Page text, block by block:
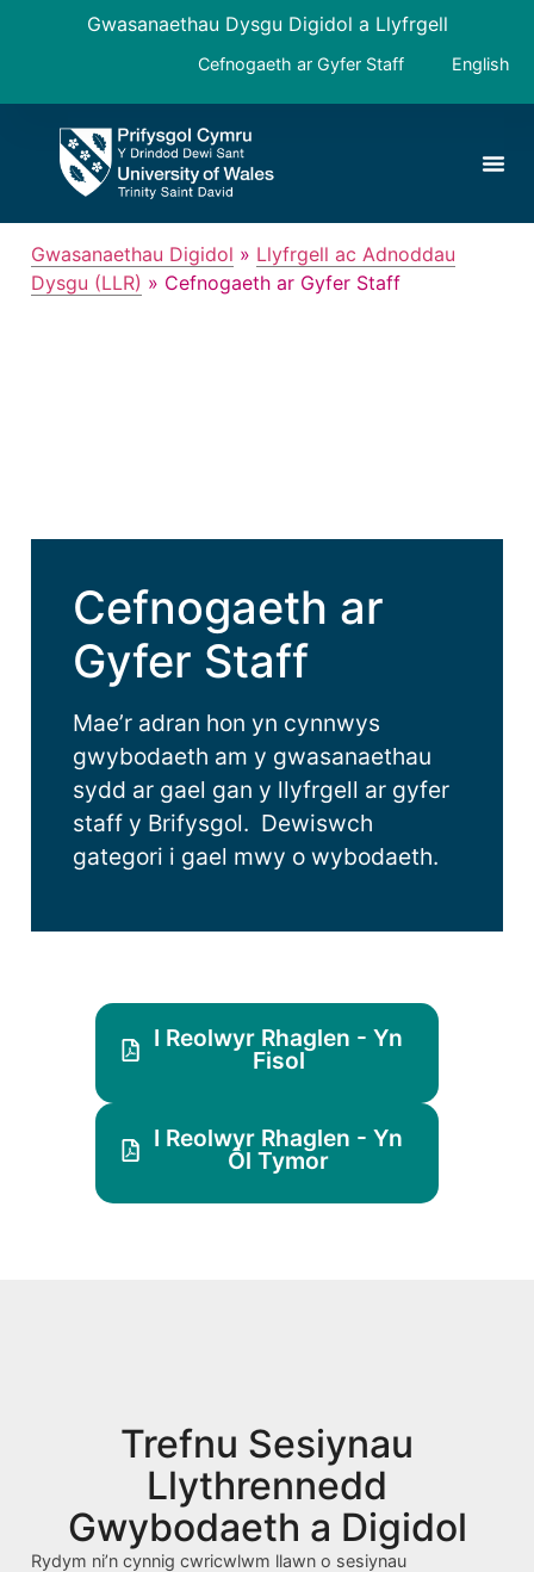
Gwasanaethau Dysgu Digidol a Llyfrgell
Cefnogaeth ar Gyfer Staff English
Gwasanaethau Digidol » Llyfrgell ac Adnoddau
Dysgu (LLR) » Cefnogaeth ar Gyfer Staff
Cefnogaeth ar
Gyfer Staff
Mae’r adran hon yn cynnwys
gwybodaeth am y gwasanaethau
sydd ar gael gan y llyfrgell ar gyfer
staff y Brifysgol. Dewiswch
gategori i gael mwy o wybodaeth.
I Reolwyr Rhaglen - Yn
Fisol
I Reolwyr Rhaglen - Yn
Ôl Tymor
Trefnu Sesiynau
Llythrennedd
Gwybodaeth a Digidol
Rydym ni’n cynnig cwricwlwm llawn o sesiynau